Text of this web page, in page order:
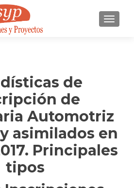
de
de
Automotriz
asimilados en
Principales
tipos